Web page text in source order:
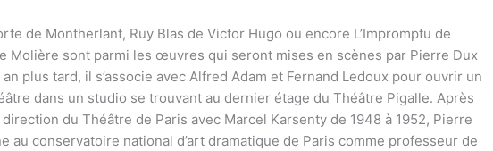
de Montherlant, Ruy Blas de Victor Hugo ou encore L’Impromptu de
Molière sont parmi les œuvres qui seront mises en scènes par Pierre Dux
an plus tard, il s’associe avec Alfred Adam et Fernand Ledoux pour ouvrir un
dans un studio se trouvant au dernier étage du Théâtre Pigalle. Après
du Théâtre de Paris avec Marcel Karsenty de 1948 à 1952, Pierre
au conservatoire national d’art dramatique de Paris comme professeur de